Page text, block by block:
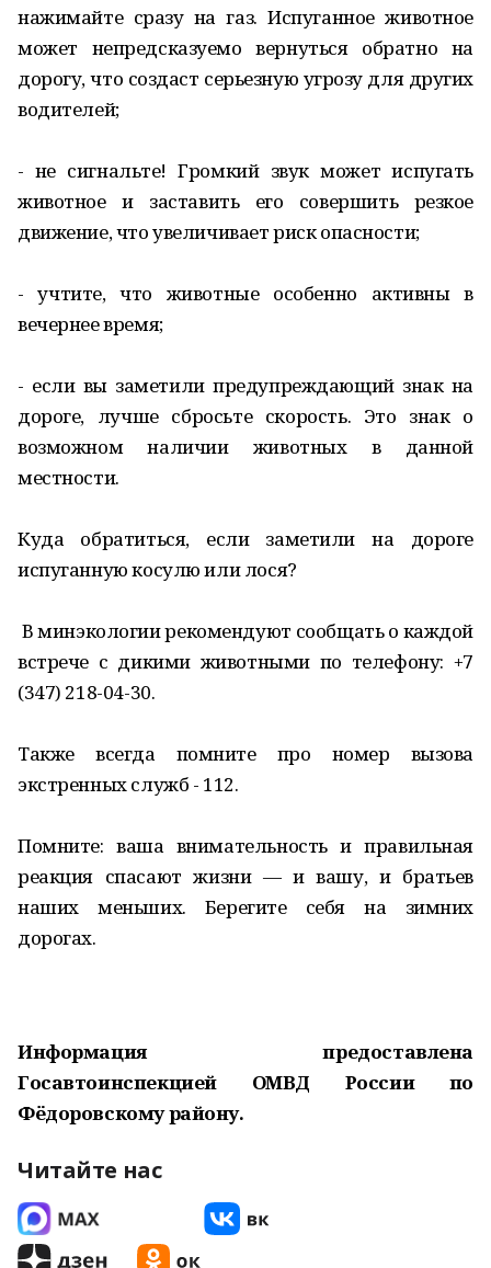
нажимайте сразу на газ. Испуганное животное
может непредсказуемо вернуться обратно на
дорогу, что создаст серьезную угрозу для других
водителей;
- не сигнальте! Громкий звук может испугать
животное и заставить его совершить резкое
движение, что увеличивает риск опасности;
- учтите, что животные особенно активны в
вечернее время;
- если вы заметили предупреждающий знак на
дороге, лучше сбросьте скорость. Это знак о
возможном наличии животных в данной
местности.
Куда обратиться, если заметили на дороге
испуганную косулю или лося?
В минэкологии рекомендуют сообщать о каждой
встрече с дикими животными по телефону: +7
(347) 218-04-30.
Также всегда помните про номер вызова
экстренных служб - 112.
Помните: ваша внимательность и правильная
реакция спасают жизни — и вашу, и братьев
наших меньших. Берегите себя на зимних
дорогах.
Информация предоставлена
Госавтоинспекцией ОМВД России по
Фёдоровскому району.
Читайте нас